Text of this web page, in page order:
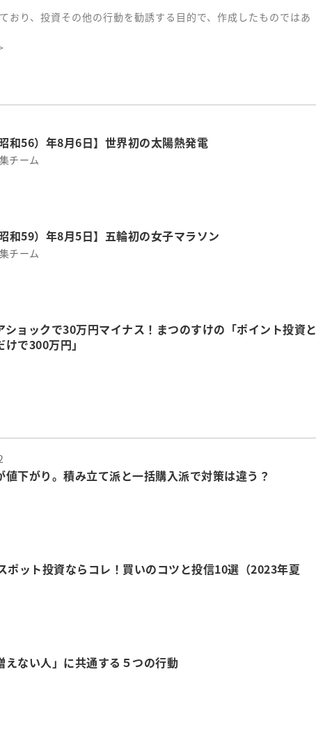
おり、投資その他の行動を勧誘する目的で、作成したものではあ
和56）年8月6日】世界初の太陽熱発電
チーム
和59）年8月5日】五輪初の女子マラソン
チーム
ショックで30万円マイナス！まつのすけの「ポイント投資と
で300万円」
値下がり。積み立て派と一括購入派で対策は違う？
ポット投資ならコレ！買いのコツと投信10選（2023年夏
えない人」に共通する５つの行動